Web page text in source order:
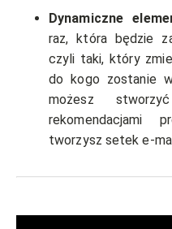
Dynamiczne
raz, która będzie
czyli taki, który
do kogo zostanie
możesz
rekomendacjami
tworzysz setek e-